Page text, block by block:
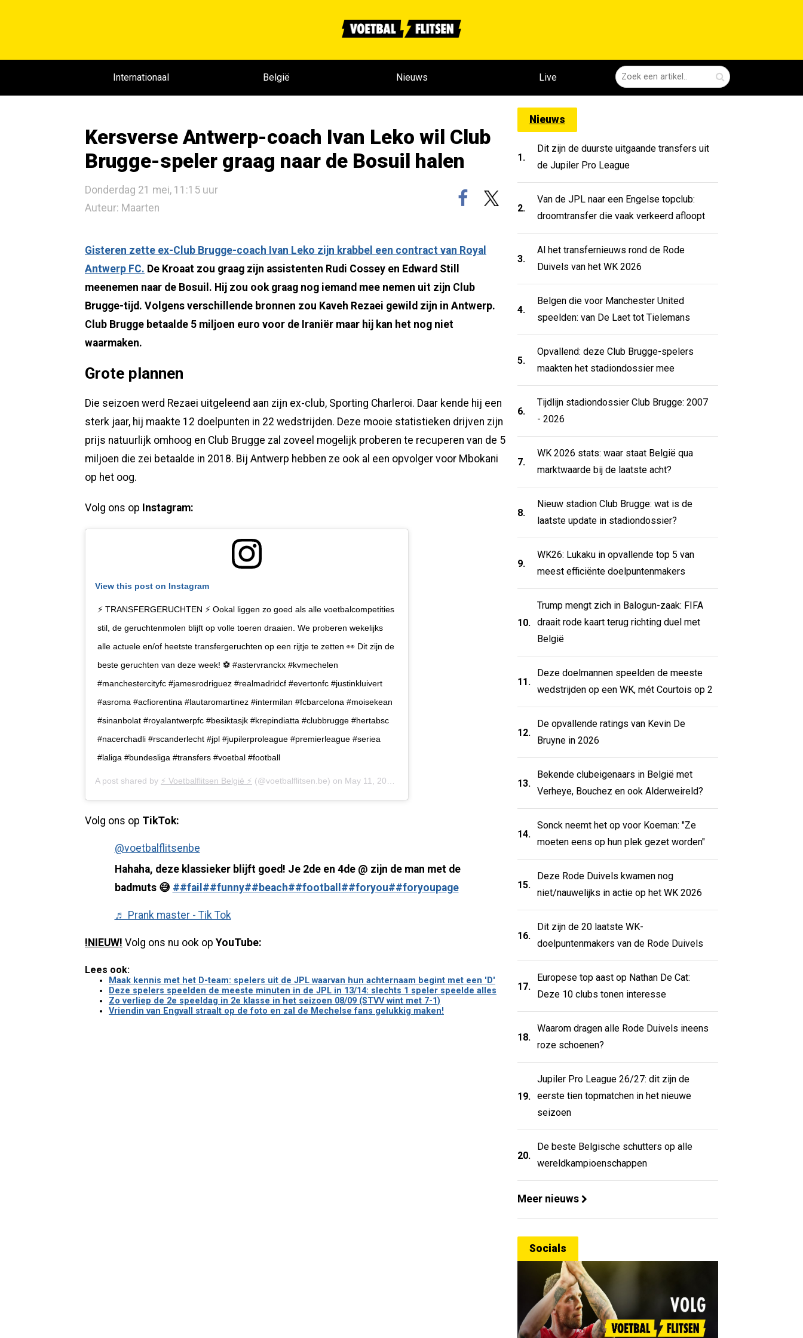
Internationaal België Nieuws Live
Kersverse Antwerp-coach Ivan Leko wil Club
Brugge-speler graag naar de Bosuil halen
Donderdag 21 mei, 11:15 uur
Auteur: Maarten
Gisteren zette ex-Club Brugge-coach Ivan Leko zijn krabbel een contract van Royal
Antwerp FC. De Kroaat zou graag zijn assistenten Rudi Cossey en Edward Still
meenemen naar de Bosuil. Hij zou ook graag nog iemand mee nemen uit zijn Club
Brugge-tijd. Volgens verschillende bronnen zou Kaveh Rezaei gewild zijn in Antwerp.
Club Brugge betaalde 5 miljoen euro voor de Iraniër maar hij kan het nog niet
waarmaken.
Grote plannen
Die seizoen werd Rezaei uitgeleend aan zijn ex-club, Sporting Charleroi. Daar kende hij een
sterk jaar, hij maakte 12 doelpunten in 22 wedstrijden. Deze mooie statistieken drijven zijn
prijs natuurlijk omhoog en Club Brugge zal zoveel mogelijk proberen te recuperen van de 5
miljoen die zei betaalde in 2018. Bij Antwerp hebben ze ook al een opvolger voor Mbokani
op het oog.
Volg ons op Instagram:
View this post on Instagram
⚡ TRANSFERGERUCHTEN ⚡ Ookal liggen zo goed als alle voetbalcompetities
stil, de geruchtenmolen blijft op volle toeren draaien. We proberen wekelijks
alle actuele en/of heetste transfergeruchten op een rijtje te zetten 👀 Dit zijn de
beste geruchten van deze week! ⚽ #astervranckx #kvmechelen
#manchestercityfc #jamesrodriguez #realmadridcf #evertonfc #justinkluivert
#asroma #acfiorentina #lautaromartinez #intermilan #fcbarcelona #moisekean
#sinanbolat #royalantwerpfc #besiktasjk #krepindiatta #clubbrugge #hertabsc
#nacerchadli #rscanderlecht #jpl #jupilerproleague #premierleague #seriea
#laliga #bundesliga #transfers #voetbal #football
A post shared by ⚡️ Voetbalflitsen België ⚡️ (@voetbalflitsen.be) on May 11, 2020 at 2:11am PDT
Volg ons op TikTok:
@voetbalflitsenbe
Hahaha, deze klassieker blijft goed! Je 2de en 4de @ zijn de man met de
badmuts 😅 ##fail ##funny##beach##football ##foryou##foryoupage
♬ Prank master - Tik Tok
!NIEUW! Volg ons nu ook op YouTube:
Lees ook:
Maak kennis met het D-team: spelers uit de JPL waarvan hun achternaam begint met een 'D'
Deze spelers speelden de meeste minuten in de JPL in 13/14: slechts 1 speler speelde alles
Zo verliep de 2e speeldag in 2e klasse in het seizoen 08/09 (STVV wint met 7-1)
Vriendin van Engvall straalt op de foto en zal de Mechelse fans gelukkig maken!
Nieuws
1.
Dit zijn de duurste uitgaande transfers uit
de Jupiler Pro League
2.
Van de JPL naar een Engelse topclub:
droomtransfer die vaak verkeerd afloopt
3.
Al het transfernieuws rond de Rode
Duivels van het WK 2026
4.
Belgen die voor Manchester United
speelden: van De Laet tot Tielemans
5.
Opvallend: deze Club Brugge-spelers
maakten het stadiondossier mee
6.
Tijdlijn stadiondossier Club Brugge: 2007
- 2026
7.
WK 2026 stats: waar staat België qua
marktwaarde bij de laatste acht?
8.
Nieuw stadion Club Brugge: wat is de
laatste update in stadiondossier?
9.
WK26: Lukaku in opvallende top 5 van
meest efficiënte doelpuntenmakers
10.
Trump mengt zich in Balogun-zaak: FIFA
draait rode kaart terug richting duel met
België
11.
Deze doelmannen speelden de meeste
wedstrijden op een WK, mét Courtois op 2
12.
De opvallende ratings van Kevin De
Bruyne in 2026
13.
Bekende clubeigenaars in België met
Verheye, Bouchez en ook Alderweireld?
14.
Sonck neemt het op voor Koeman: "Ze
moeten eens op hun plek gezet worden"
15.
Deze Rode Duivels kwamen nog
niet/nauwelijks in actie op het WK 2026
16.
Dit zijn de 20 laatste WK-
doelpuntenmakers van de Rode Duivels
17.
Europese top aast op Nathan De Cat:
Deze 10 clubs tonen interesse
18.
Waarom dragen alle Rode Duivels ineens
roze schoenen?
19.
Jupiler Pro League 26/27: dit zijn de
eerste tien topmatchen in het nieuwe
seizoen
20.
De beste Belgische schutters op alle
wereldkampioenschappen
Meer nieuws
Socials